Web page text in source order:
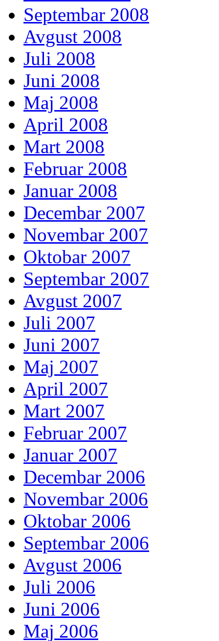
Septembar 2008
Avgust 2008
Juli 2008
Juni 2008
Maj 2008
April 2008
Mart 2008
Februar 2008
Januar 2008
Decembar 2007
Novembar 2007
Oktobar 2007
Septembar 2007
Avgust 2007
Juli 2007
Juni 2007
Maj 2007
April 2007
Mart 2007
Februar 2007
Januar 2007
Decembar 2006
Novembar 2006
Oktobar 2006
Septembar 2006
Avgust 2006
Juli 2006
Juni 2006
Maj 2006